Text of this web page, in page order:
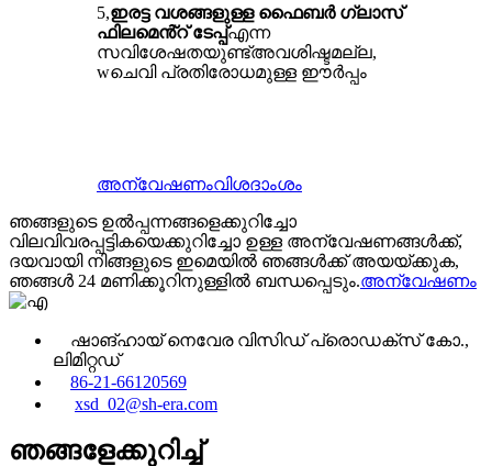
5,ഇരട്ട വശങ്ങളുള്ള ഫൈബർ ഗ്ലാസ്
ഫിലമെൻ്റ് ടേപ്പ്എന്ന
സവിശേഷതയുണ്ട്അവശിഷ്ടമല്ല,
wചെവി പ്രതിരോധമുള്ള ഈർപ്പം
അന്വേഷണംവിശദാംശം
ഞങ്ങളുടെ ഉൽപ്പന്നങ്ങളെക്കുറിച്ചോ
വിലവിവരപ്പട്ടികയെക്കുറിച്ചോ ഉള്ള അന്വേഷണങ്ങൾക്ക്,
ദയവായി നിങ്ങളുടെ ഇമെയിൽ ഞങ്ങൾക്ക് അയയ്ക്കുക,
ഞങ്ങൾ 24 മണിക്കൂറിനുള്ളിൽ ബന്ധപ്പെടും.അന്വേഷണം
ഷാങ്ഹായ് നെവേര വിസിഡ് പ്രൊഡക്‌സ് കോ.,
ലിമിറ്റഡ്
86-21-66120569
xsd_02@sh-era.com
ഞങ്ങളേക്കുറിച്ച്